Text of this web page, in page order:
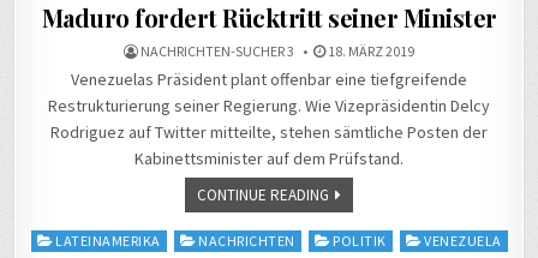
Maduro fordert Rücktritt seiner Minister
NACHRICHTEN-SUCHER 3 18. MÄRZ 2019
Venezuelas Präsident plant offenbar eine tiefgreifende
Restrukturierung seiner Regierung. Wie Vizepräsidentin Delcy
Rodriguez auf Twitter mitteilte, stehen sämtliche Posten der
Kabinettsminister auf dem Prüfstand.
CONTINUE READING
Posted
LATEINAMERIKA NACHRICHTEN POLITIK VENEZUELA